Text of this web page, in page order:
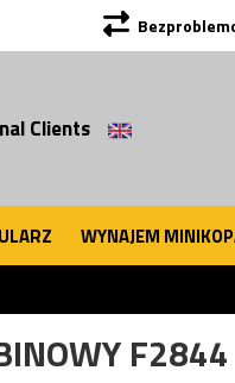
Clients
WYNAJEM
F2844